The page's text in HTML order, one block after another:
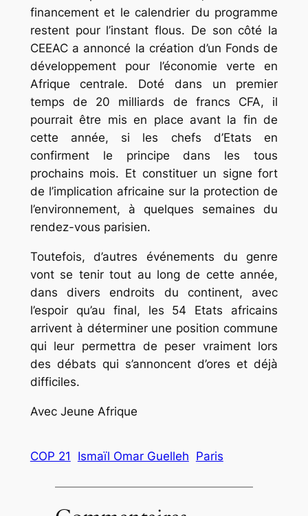
financement et le calendrier du programme
restent pour l’instant flous. De son côté la
CEEAC a annoncé la création d’un Fonds de
développement pour l’économie verte en
Afrique centrale. Doté dans un premier
temps de 20 milliards de francs CFA, il
pourrait être mis en place avant la fin de
cette année, si les chefs d’Etats en
confirment le principe dans les tous
prochains mois. Et constituer un signe fort
de l’implication africaine sur la protection de
l’environnement, à quelques semaines du
rendez-vous parisien.
Toutefois, d’autres événements du genre
vont se tenir tout au long de cette année,
dans divers endroits du continent, avec
l’espoir qu’au final, les 54 Etats africains
arrivent à déterminer une position commune
qui leur permettra de peser vraiment lors
des débats qui s’annoncent d’ores et déjà
difficiles.
Avec Jeune Afrique
COP 21 Ismaïl Omar Guelleh Paris